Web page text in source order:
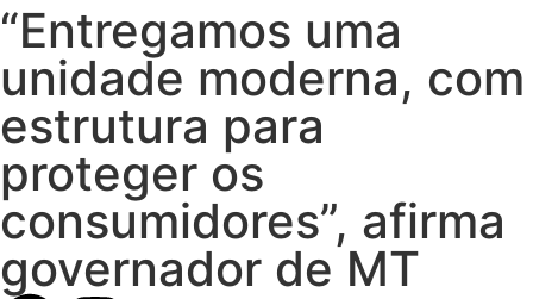
“Entregamos uma
unidade moderna, com
estrutura para
proteger os
consumidores”, afirma
governador de MT